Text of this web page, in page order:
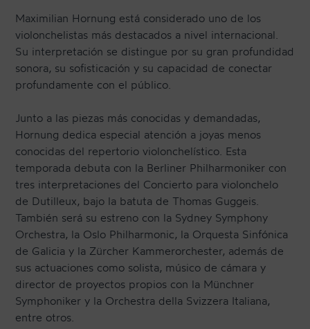
Maximilian Hornung está considerado uno de los
violonchelistas más destacados a nivel internacional.
Su interpretación se distingue por su gran profundidad
sonora, su sofisticación y su capacidad de conectar
profundamente con el público.
Junto a las piezas más conocidas y demandadas,
Hornung dedica especial atención a joyas menos
conocidas del repertorio violonchelístico. Esta
temporada debuta con la Berliner Philharmoniker con
tres interpretaciones del Concierto para violonchelo
de Dutilleux, bajo la batuta de Thomas Guggeis.
También será su estreno con la Sydney Symphony
Orchestra, la Oslo Philharmonic, la Orquesta Sinfónica
de Galicia y la Zürcher Kammerorchester, además de
sus actuaciones como solista, músico de cámara y
director de proyectos propios con la Münchner
Symphoniker y la Orchestra della Svizzera Italiana,
entre otros.